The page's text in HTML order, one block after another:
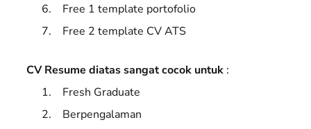
Free 1 template portofolio
Free 2 template CV ATS
CV Resume diatas sangat cocok untuk :
Fresh Graduate
Berpengalaman